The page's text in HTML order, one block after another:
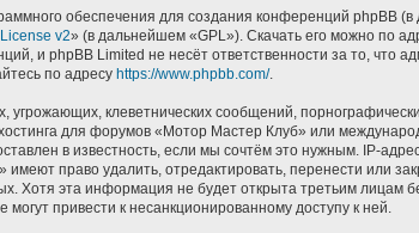
обеспечения для создания конференций phpBB
v2» (в дальнейшем «GPL»). Скачать его можно по
и phpBB Limited не несёт ответственности за то,
по адресу https://www.phpbb.com/.
угрожающих, клеветнических сообщений,
для форумов «Мотор Мастер Клуб» или
в известность, если мы сочтём это нужным. IP-
право удалить, отредактировать, перенести или
Хотя эта информация не будет открыта третьим
могут привести к несанкционированному доступу к ней.